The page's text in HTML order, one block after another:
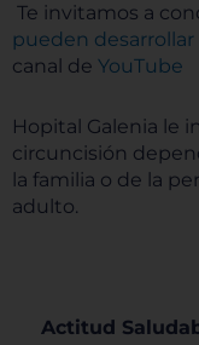
Te invitamos a
pueden
canal de YouTube
Hopital Galenia le
circuncisión
la familia o de la
adulto.
Actitud